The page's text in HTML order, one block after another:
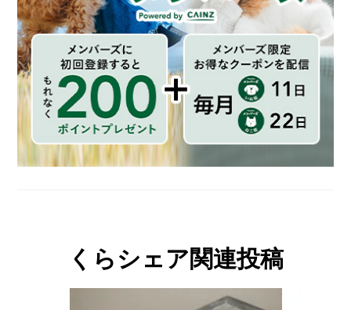
くらシェア関連投稿